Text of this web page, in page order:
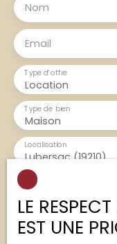
Nom
Email
Location
Type d'offre
Maison
Type de bien
Lubersac (19210)
Localisation
Loyer max (€/
Surface min (m²)
LE
EST UNE